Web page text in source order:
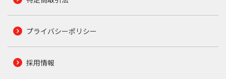
プライバシーポリシー
採用情報